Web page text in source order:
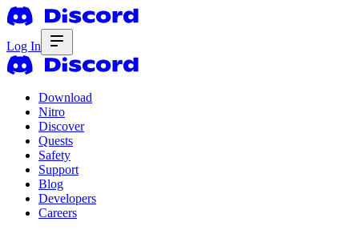
Log In
Download
Nitro
Discover
Quests
Safety
Support
Blog
Developers
Careers